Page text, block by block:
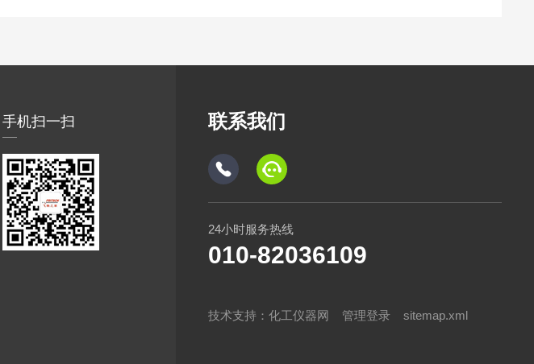
手机扫一扫 联系我们
24小时服务热线
010-82036109
技术支持： 化工仪器网 管理登录 sitemap.xml